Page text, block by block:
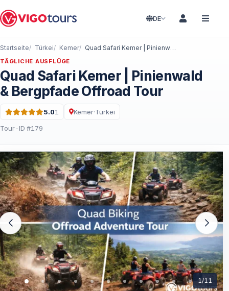
DE
Startseite Türkei Kemer Quad Safari Kemer | Pinienwald & Bergpfade Offroad Tour
TÄGLICHE AUSFLÜGE
Quad Safari Kemer | Pinienwald
& Bergpfade Offroad Tour
Bewertung: 5.0 von 5 · 1 Bewertungen
5.01 Kemer·Türkei
Tour-ID #179
1/11